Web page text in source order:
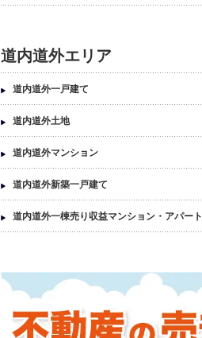
道内道外エリア
道内道外一戸建て
道内道外土地
道内道外マンション
道内道外新築一戸建て
道内道外一棟売り収益マンション・アパート